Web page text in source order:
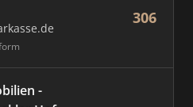
306
-